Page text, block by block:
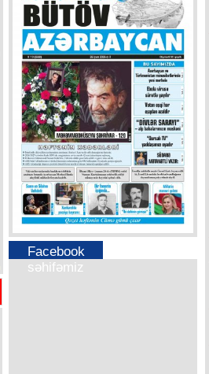
Facebook
səhifəmiz